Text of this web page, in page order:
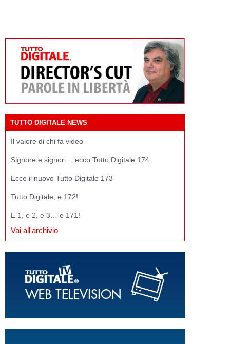
TUTTO DIGITALE NEWS
Il valore di chi fa video
Signore e signori… ecco Tutto Digitale 174
Ecco il nuovo Tutto Digitale 173
Tutto Digitale, e 172!
E 1, e 2, e 3… e 171!
Vai all'archivio